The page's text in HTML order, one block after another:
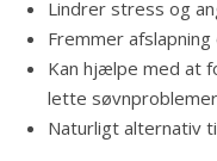
Lindrer stress og
Fremmer
Kan hjælpe med at
lette søvnproblemer
Naturligt alternativ